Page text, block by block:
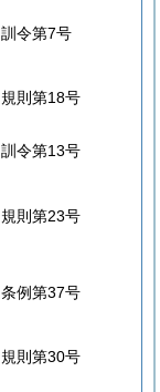
訓令第7号
規則第18号
訓令第13号
規則第23号
条例第37号
規則第30号